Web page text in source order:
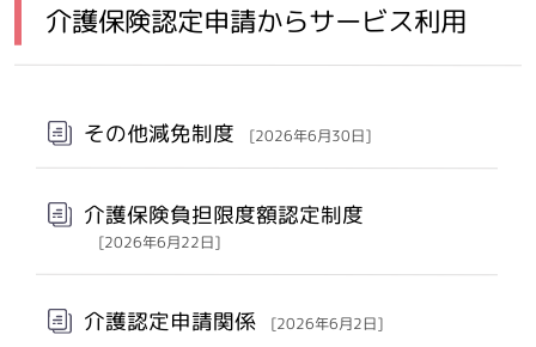
介護保険認定申請からサービス利用
その他減免制度 [2026年6月30日]
介護保険負担限度額認定制度
[2026年6月22日]
介護認定申請関係 [2026年6月2日]